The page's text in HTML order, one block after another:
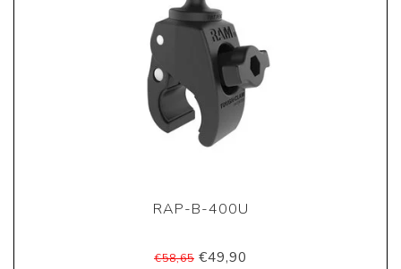
RAP-B-400U
€58,65 €49,90